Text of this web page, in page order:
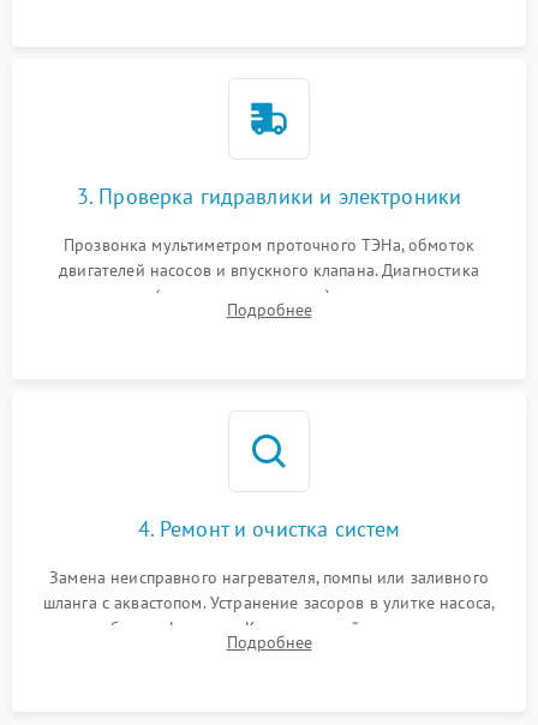
3. Проверка гидравлики и электроники
Прозвонка мультиметром проточного ТЭНа, обмоток
двигателей насосов и впускного клапана. Диагностика
прессостата (датчика уровня воды), датчика мутности,
концевика дверцы и электронного модуля управления.
Подробнее
4. Ремонт и очистка систем
Замена неисправного нагревателя, помпы или заливного
шланга с аквастопом. Устранение засоров в улитке насоса,
патрубках и фильтрах. Компонентный ремонт платы
управления, восстановление поврежденной проводки.
Подробнее